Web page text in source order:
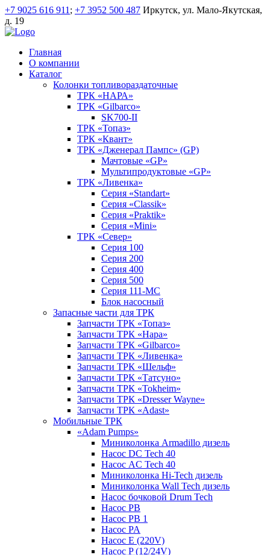
+7 9025 616 911 ; +7 3952 500 487 Иркутск, ул. Мало-Якутская,
д. 19
Главная
О компании
Каталог
Колонки топливораздаточные
ТРК «НАРА»
ТРК «Gilbarco»
SK700-II
ТРК «Топаз»
ТРК «Квант»
ТРК «Дженерал Пампс» (GP)
Мачтовые «GP»
Мультипродуктовые «GP»
ТРК «Ливенка»
Серия «Standart»
Серия «Classik»
Серия «Praktik»
Серия «Mini»
ТРК «Север»
Серия 100
Серия 200
Серия 400
Серия 500
Серия 111-МС
Блок насосный
Запасные части для ТРК
Запчасти ТРК «Топаз»
Запчасти ТРК «Нара»
Запчасти ТРК «Gilbarco»
Запчасти ТРК «Ливенка»
Запчасти ТРК «Шельф»
Запчасти ТРК «Татсуно»
Запчасти ТРК «Tokheim»
Запчасти ТРК «Dresser Wayne»
Запчасти ТРК «Adast»
Мобильные ТРК
«Adam Pumps»
Миниколонка Armadillo дизель
Насос DC Tech 40
Насос AC Tech 40
Миниколонка Hi-Tech дизель
Миниколонка Wall Tech дизель
Насос бочковой Drum Tech
Насос PB
Насос PB 1
Насос PA
Насос E (220V)
Насос P (12/24V)